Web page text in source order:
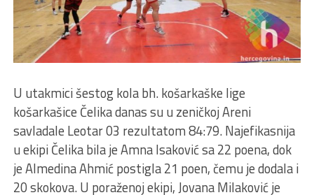
U utakmici šestog kola bh. košarkaške lige
košarkašice Čelika danas su u zeničkoj Areni
savladale Leotar 03 rezultatom 84:79. Najefikasnija
u ekipi Čelika bila je Amna Isaković sa 22 poena, dok
je Almedina Ahmić postigla 21 poen, čemu je dodala i
20 skokova. U poraženoj ekipi, Jovana Milaković je